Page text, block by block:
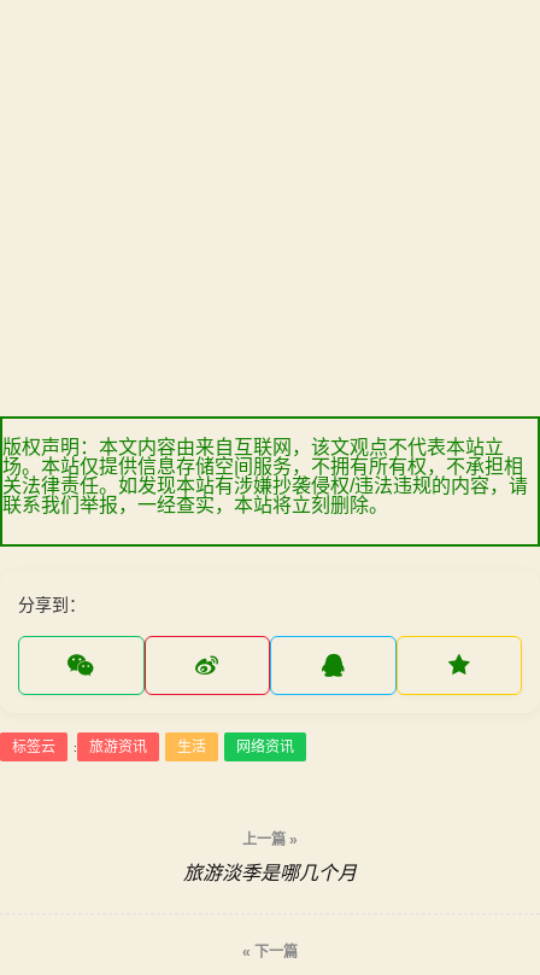
版权声明：本文内容由来自互联网，该文观点不代表本站立
场。本站仅提供信息存储空间服务，不拥有所有权，不承担相
关法律责任。如发现本站有涉嫌抄袭侵权/违法违规的内容，请
联系我们举报，一经查实，本站将立刻删除。
分享到：
标签云 : 旅游资讯 生活 网络资讯
上一篇 »
旅游淡季是哪几个月
« 下一篇